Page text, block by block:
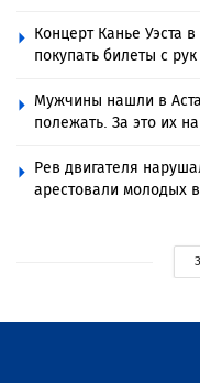
Концерт Канье Уэста
покупать билеты с рук
Мужчины нашли в
полежать. За это их
Рев двигателя
арестовали молодых